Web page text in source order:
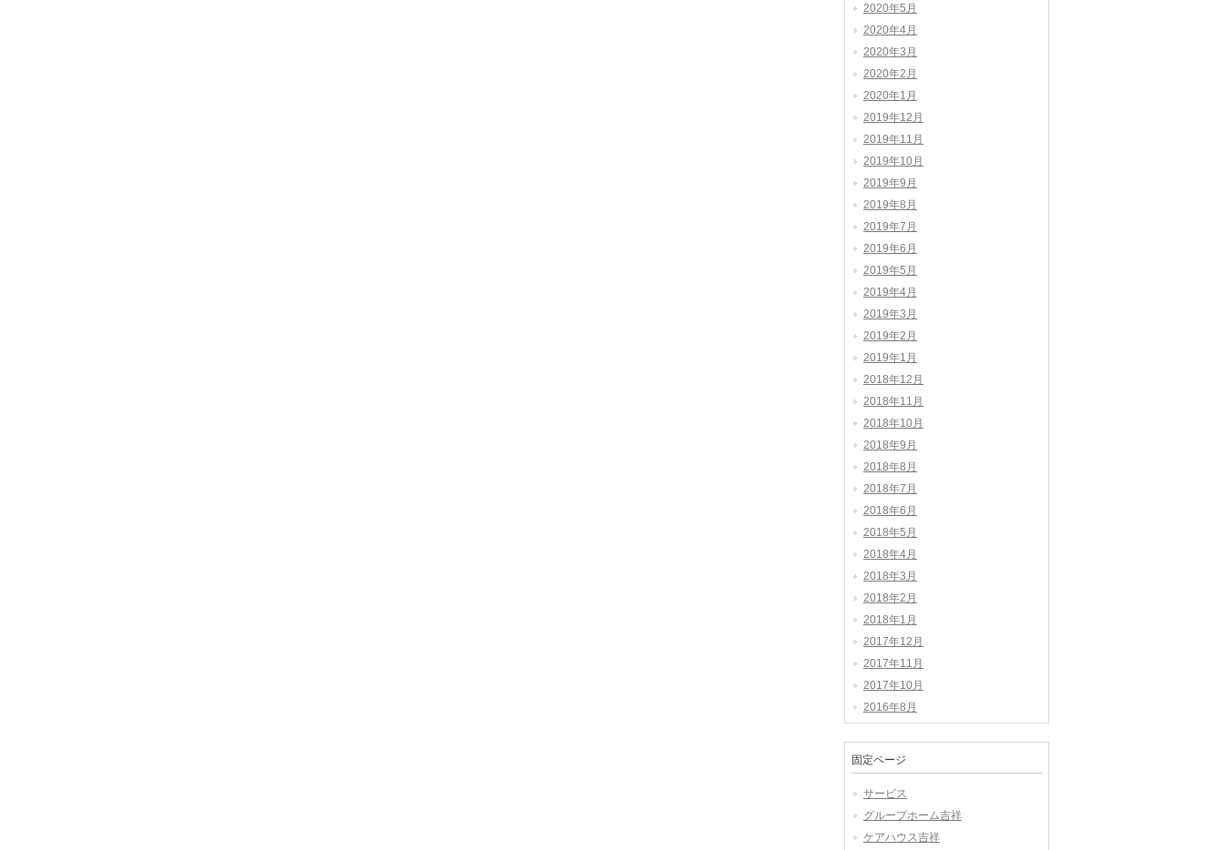
2020年5月
2020年4月
2020年3月
2020年2月
2020年1月
2019年12月
2019年11月
2019年10月
2019年9月
2019年8月
2019年7月
2019年6月
2019年5月
2019年4月
2019年3月
2019年2月
2019年1月
2018年12月
2018年11月
2018年10月
2018年9月
2018年8月
2018年7月
2018年6月
2018年5月
2018年4月
2018年3月
2018年2月
2018年1月
2017年12月
2017年11月
2017年10月
2016年8月
固定ページ
サービス
グループホーム吉祥
ケアハウス吉祥